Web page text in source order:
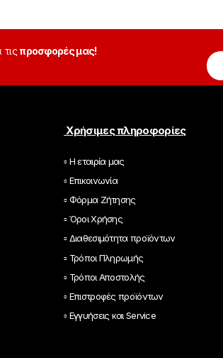
τιςπροσφορές μας!
E
m
a
Χρήσιμες πληροφορίες
▫ Η εταιρία μας
▫ Επικοινωνία
▫ Φόρμα Ζήτησης
▫ Όροι Χρήσης
▫ Διαθεσιμότητα προϊόντων
▫ Τρόποι Πληρωμής
▫ Τρόποι Αποστολής
▫ Επιστροφές προϊόντων
▫ Εγγυήσεις και Service